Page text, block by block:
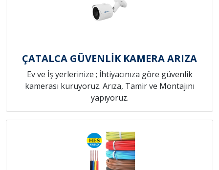
ÇATALCA GÜVENLİK KAMERA ARIZA
Ev ve İş yerlerinize ; İhtiyacınıza göre güvenlik
kamerası kuruyoruz. Arıza, Tamir ve Montajını
yapıyoruz.